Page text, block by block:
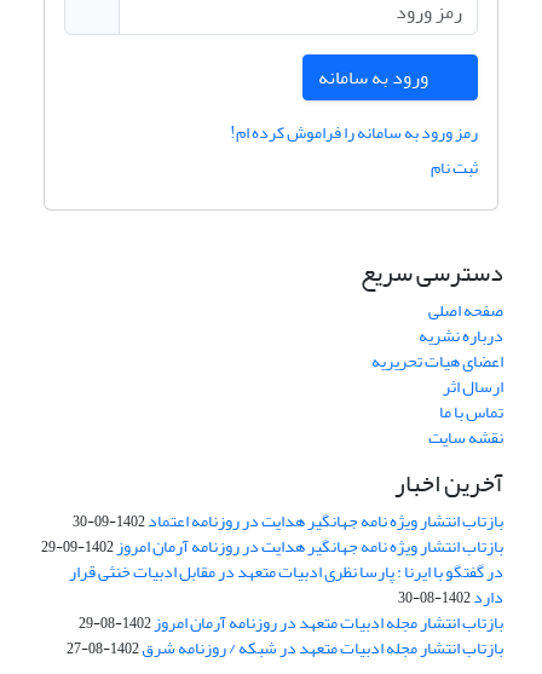
ورود به سامانه
رمز ورود به سامانه را فراموش کرده ام!
ثبت نام
دسترسی سریع
صفحه اصلی
درباره نشریه
اعضای هیات تحریریه
ارسال اثر
تماس با ما
نقشه سایت
آخرین اخبار
بازتاب انتشار ویژه نامه جهانگیر هدایت در روزنامه اعتماد1402-09-30
بازتاب انتشار ویژه نامه جهانگیر هدایت در روزنامه آرمان امروز1402-09-29
در گفتگو با ایرنا : پارسا نظری ادبیات متعهد در مقابل ادبیات خنثی قرار
دارد1402-08-30
بازتاب انتشار مجله ادبیات متعهد در روزنامه آرمان امروز1402-08-29
بازتاب انتشار مجله ادبیات متعهد در شبکه / روزنامه شرق1402-08-27